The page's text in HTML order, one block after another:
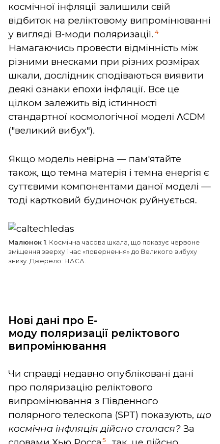
космічної інфляції залишили свій
відбиток на реліктовому випромінюванні
у вигляді В-моди поляризації. 4
Намагаючись провести відмінність між
різними внесками при різних розмірах
шкали, дослідник сподіваються виявити
деякі ознаки епохи інфляції. Все це
цілком залежить від істинності
стандартної космологічної моделі ΛCDM
("великий вибух").
Якщо модель невірна — пам'ятайте
також, що темна матерія і темна енергія є
суттєвими компонентами даної моделі —
тоді картковий будиночок руйнується.
Малюнок 1 . Космічна часова шкала, що показує червоне
зміщення зверху і час «повернення» до Великого вибуху
знизу. Джерело: НАСА.
Нові дані про E-
моду поляризації реліктового
випромінювання
Чи справді недавно опубліковані дані
про поляризацію реліктового
випромінювання з Південного
полярного телескопа (SPT) показують, що
космічна інфляція дійсно сталася? За
5